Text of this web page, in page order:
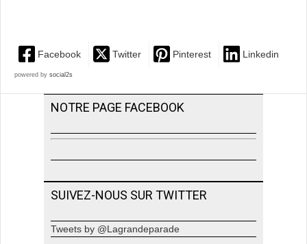
Facebook Twitter Pinterest Linkedin
powered by social2s
NOTRE PAGE FACEBOOK
SUIVEZ-NOUS SUR TWITTER
Tweets by @Lagrandeparade